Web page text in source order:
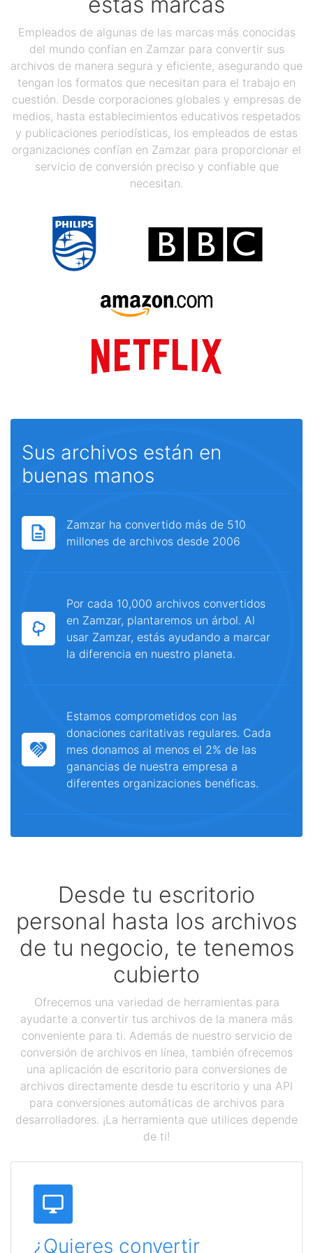
Empleados de algunas de las marcas más conocidas
del mundo confían en Zamzar para convertir sus
archivos de manera segura y eficiente, asegurando que
tengan los formatos que necesitan para el trabajo en
cuestión. Desde corporaciones globales y empresas de
medios, hasta establecimientos educativos respetados
y publicaciones periodísticas, los empleados de estas
organizaciones confían en Zamzar para proporcionar el
servicio de conversión preciso y confiable que
necesitan.
Sus archivos están en
buenas manos
Zamzar ha convertido más de 510
millones de archivos desde 2006
Por cada 10,000 archivos convertidos
en Zamzar, plantaremos un árbol. Al
usar Zamzar, estás ayudando a marcar
la diferencia en nuestro planeta.
Estamos comprometidos con las
donaciones caritativas regulares. Cada
mes donamos al menos el 2% de las
ganancias de nuestra empresa a
diferentes organizaciones benéficas.
Desde tu escritorio
personal hasta los archivos
de tu negocio, te tenemos
cubierto
Ofrecemos una variedad de herramientas para
ayudarte a convertir tus archivos de la manera más
conveniente para ti. Además de nuestro servicio de
conversión de archivos en línea, también ofrecemos
una aplicación de escritorio para conversiones de
archivos directamente desde tu escritorio y una API
para conversiones automáticas de archivos para
desarrolladores. ¡La herramienta que utilices depende
de ti!
¿Quieres convertir